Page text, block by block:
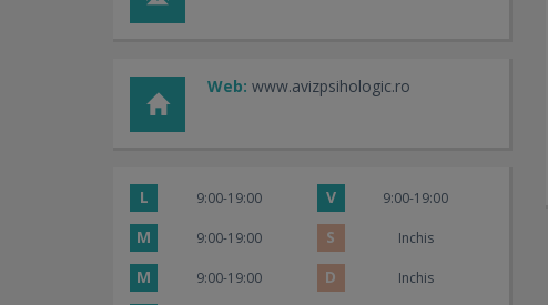
Web: www.avizpsihologic.ro
L 9:00-19:00 V 9:00-19:00
M 9:00-19:00 S Inchis
M 9:00-19:00 D Inchis